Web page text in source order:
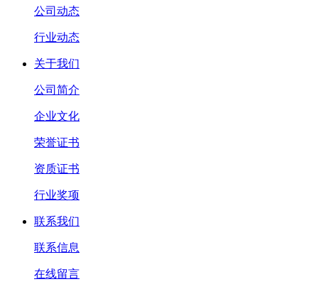
公司动态
行业动态
关于我们
公司简介
企业文化
荣誉证书
资质证书
行业奖项
联系我们
联系信息
在线留言